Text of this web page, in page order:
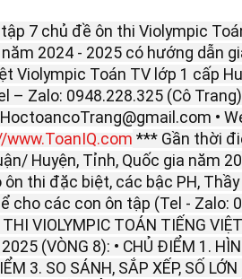
7 chủ đề ôn thi Violympic
năm 2024 - 2025 có hướng dẫn
Violympic Toán TV lớp 1 cấp
– Zalo: 0948.228.325 (Cô
•
*** Gần thời
Huyện, Tỉnh, Quốc gia năm
ôn thi đặc biệt, các bậc PH,
cho các con ôn tập (Tel - Zalo:
VIOLYMPIC TOÁN TIẾNG
(VÒNG 8): • CHỦ ĐIỂM 1.
3. SO SÁNH, SẮP XẾP, SỐ